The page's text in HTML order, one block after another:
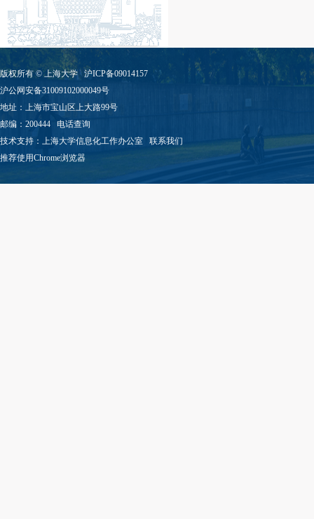
版权所有 ©上海大学
沪ICP备09014157
沪公网安备31009102000049号
地址：上海市宝山区上大路99号
邮编：200444 电话查询
技术支持： 上海大学信息化工作办公室 联系我们
推荐使用Chrome浏览器